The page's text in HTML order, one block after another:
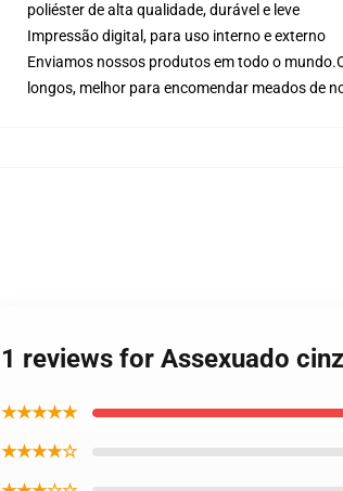
poliéster de alta qualidade, durável e leve
Impressão digital, para uso interno e externo
Enviamos nossos produtos em todo o mundo.
longos, melhor para encomendar meados de
1 reviews for Assexuado
★★★★★
★★★★☆